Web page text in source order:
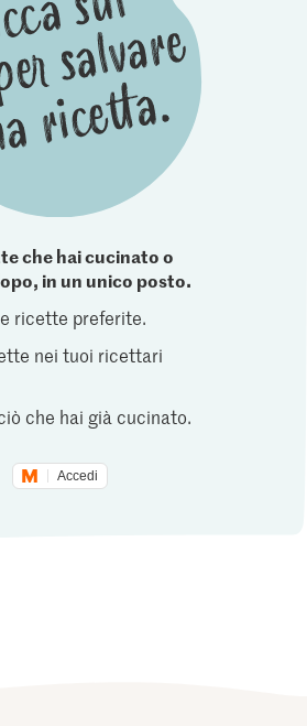
che hai cucinato o
in un unico posto.
ricette preferite.
nei tuoi ricettari
che hai già cucinato.
Accedi